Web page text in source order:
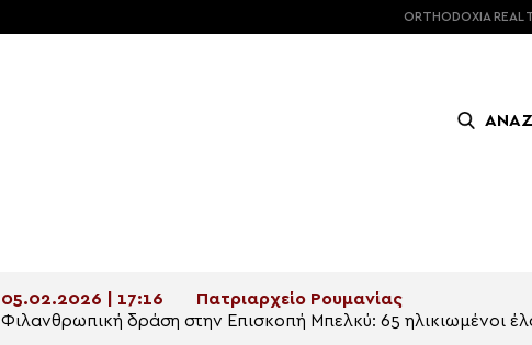
ORTHODOXIA REAL
05.02.2026 | 17:16
Πατριαρχείο Ρουμανίας
Φιλανθρωπική δράση στην Επισκοπή Μπελκύ: 65 ηλικιωμένοι